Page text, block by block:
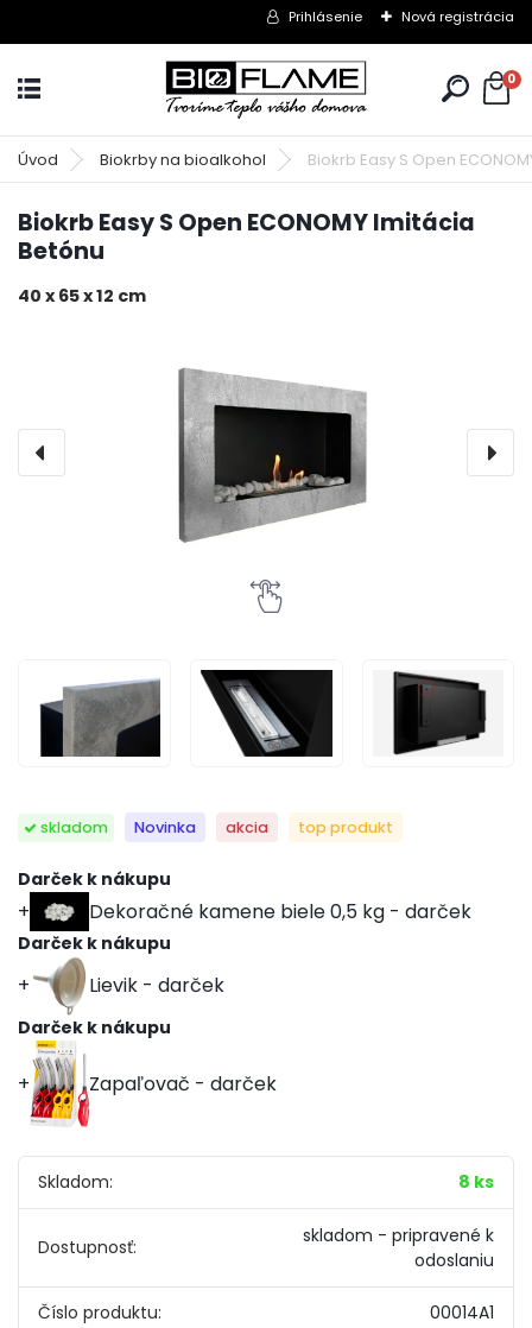
Prihlásenie Nová registrácia
0
Úvod Biokrby na bioalkohol Biokrb Easy S Open
Biokrb Easy S Open ECONOMY Imitácia
Betónu
40 x 65 x 12 cm
skladom Novinka akcia top produkt
Darček k nákupu
Dekoračné kamene biele 0,5 kg - darček
Darček k nákupu
Lievik - darček
Darček k nákupu
Zapaľovač - darček
Skladom: 8 ks
Dostupnosť:
skladom - pripravené k
odoslaniu
Číslo produktu: 00014A1